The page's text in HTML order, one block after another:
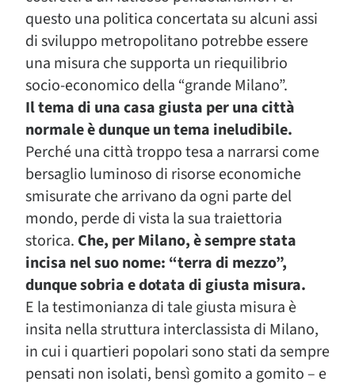
questo una politica concertata su alcuni assi
di sviluppo metropolitano potrebbe essere
una misura che supporta un riequilibrio
socio-economico della “grande Milano”.
Il tema di una casa giusta per una città
normale è dunque un tema ineludibile.
Perché una città troppo tesa a narrarsi come
bersaglio luminoso di risorse economiche
smisurate che arrivano da ogni parte del
mondo, perde di vista la sua traiettoria
storica. Che, per Milano, è sempre stata
incisa nel suo nome: “terra di mezzo”,
dunque sobria e dotata di giusta misura.
E la testimonianza di tale giusta misura è
insita nella struttura interclassista di Milano,
in cui i quartieri popolari sono stati da sempre
pensati non isolati, bensì gomito a gomito – e